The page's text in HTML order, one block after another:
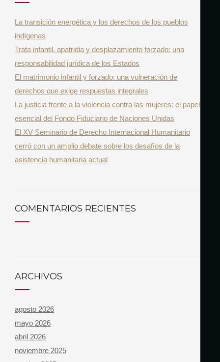
f
o
r
:
La transición energética y los derechos de los pueblos
indígenas
Trata infantil, apatridia y desplazamiento forzado: una
responsabilidad jurídica de los Estados
El matrimonio infantil y forzado: una vulneración de
derechos que exige respuestas integrales
La justicia frente a la violencia contra las mujeres: el papel
esencial del Fondo Fiduciario de Naciones Unidas
El XV Seminario de Derecho Internacional Humanitario
cerró con un amplio debate sobre los desafíos de la
asistencia humanitaria actual
COMENTARIOS RECIENTES
ARCHIVOS
agosto 2026
mayo 2026
abril 2026
noviembre 2025